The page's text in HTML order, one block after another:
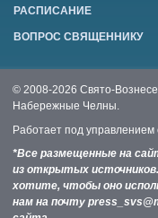
РАСПИСАНИЕ
ВОПРОС СВЯЩЕННИКУ
© 2008-2026 Свято-
Набережные Челны.
Работает под управлением
*Все размещенные на
из открытых
хотите, чтобы оно
нам на почту